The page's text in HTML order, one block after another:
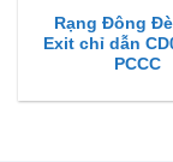
Rạng Đông
Exit chỉ dẫn
PCCC